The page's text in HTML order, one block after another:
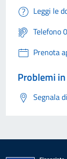
Leggi le
Telefono
Prenota
Problemi
Segnala